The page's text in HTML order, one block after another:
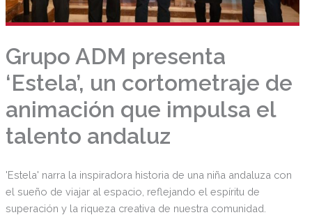
Grupo ADM presenta
‘Estela’, un cortometraje de
animación que impulsa el
talento andaluz
'Estela' narra la inspiradora historia de una niña andaluza con
el sueño de viajar al espacio, reflejando el espíritu de
superación y la riqueza creativa de nuestra comunidad.